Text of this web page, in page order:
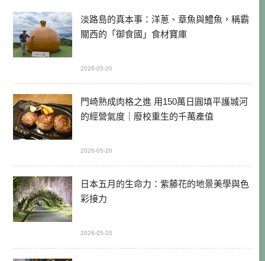
淡路島的真本事：洋蔥、章魚與鱧魚，稱霸
關西的「御食國」食材寶庫
2026-05-20
門崎熟成肉格之進 用150萬日圓填平護城河
的經營氣度｜廢校重生的千萬產值
2026-05-20
日本五月的生命力：紫藤花的地景美學與色
彩接力
2026-05-10